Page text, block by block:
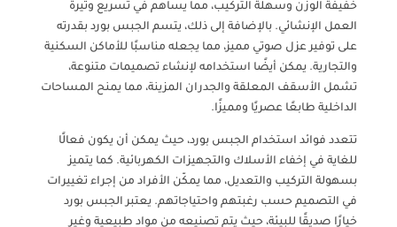
خفيفة الوزن وسهلة التركيب، مما يساهم في تسريع وتيرة
العمل الإنشائي. بالإضافة إلى ذلك، يتسم الجبس بورد بقدرته
على توفير عزل صوتي مميز، مما يجعله مناسبًا للأماكن السكنية
والتجارية. يمكن أيضًا استخدامه لإنشاء تصميمات متنوعة،
تشمل الأسقف المعلقة والجدران المزينة، مما يمنح المساحات
الداخلية طابعًا عصريًا ومميزًا.
تتعدد فوائد استخدام الجبس بورد، حيث يمكن أن يكون فعالًا
للغاية في إخفاء الأسلاك والتجهيزات الكهربائية. كما يتميز
بسهولة التركيب والتعديل، مما يمكّن الأفراد من إجراء تغييرات
في التصميم حسب رغبتهم واحتياجاتهم. يعتبر الجبس بورد
خيارًا صديقًا للبيئة، حيث يتم تصنيعه من مواد طبيعية وغير